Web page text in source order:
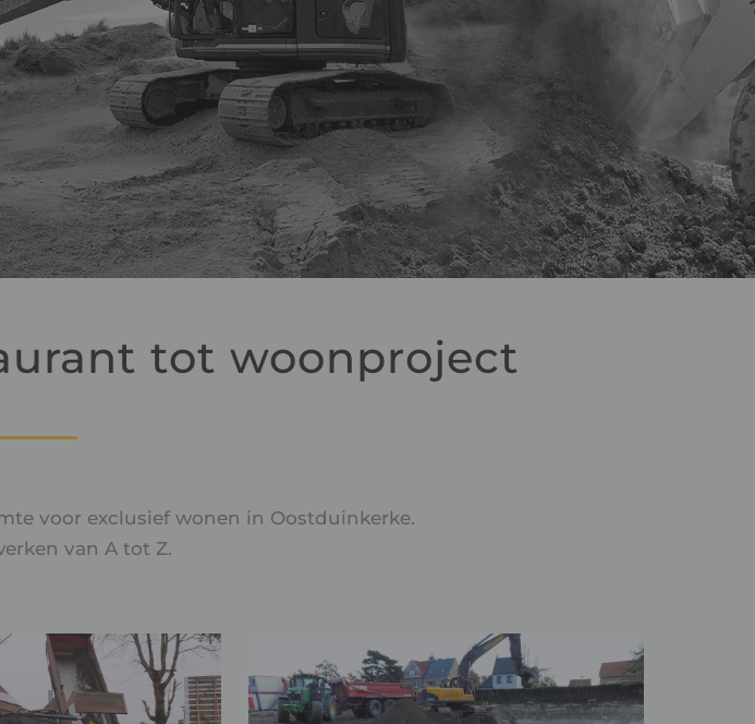
tot woonproject
voor exclusief wonen in Oostduinkerke.
van A tot Z.